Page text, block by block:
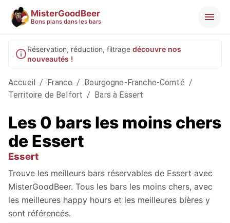
MisterGoodBeer
Bons plans dans les bars
Réservation, réduction, filtrage découvre nos
nouveautés !
Accueil / France / Bourgogne-Franche-Comté /
Territoire de Belfort / Bars à Essert
Les 0 bars les moins chers
de Essert
Essert
Trouve les meilleurs bars réservables de Essert avec
MisterGoodBeer. Tous les bars les moins chers, avec
les meilleures happy hours et les meilleures bières y
sont référencés.